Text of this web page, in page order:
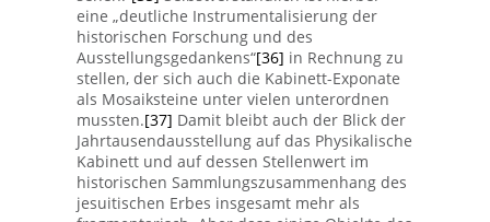
eine „deutliche Instrumentalisierung der
historischen Forschung und des
Ausstellungsgedankens“[36] in Rechnung zu
stellen, der sich auch die Kabinett-Exponate
als Mosaiksteine unter vielen unterordnen
mussten.[37] Damit bleibt auch der Blick der
Jahrtausendausstellung auf das Physikalische
Kabinett und auf dessen Stellenwert im
historischen Sammlungszusammenhang des
jesuitischen Erbes insgesamt mehr als